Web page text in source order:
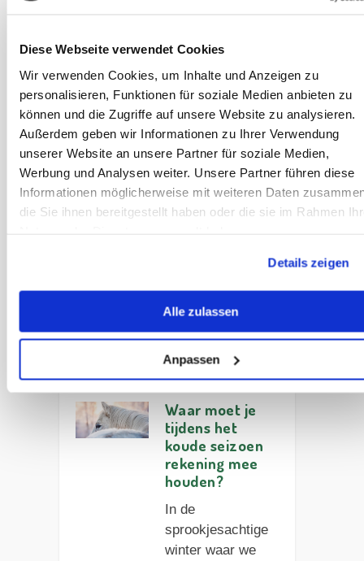
Diese Webseite verwendet Cookies
Wir verwenden Cookies, um Inhalte und Anzeigen zu
personalisieren, Funktionen für soziale Medien anbieten zu
können und die Zugriffe auf unsere Website zu analysieren.
Außerdem geben wir Informationen zu Ihrer Verwendung
unserer Website an unsere Partner für soziale Medien,
Werbung und Analysen weiter. Unsere Partner führen diese
Informationen möglicherweise mit weiteren Daten
die Sie ihnen bereitgestellt haben oder die sie im Rahmen
Details zeigen
Alle zulassen
Anpassen
houden niet van
nat en koud
weer
Gewrichten
houden niet van
nat en koud weer -
voornamelijk
hebben vaak
problemen.
Waar moet je
tijdens het
koude seizoen
rekening mee
houden?
In de
sprookjesachtige
winter waar we